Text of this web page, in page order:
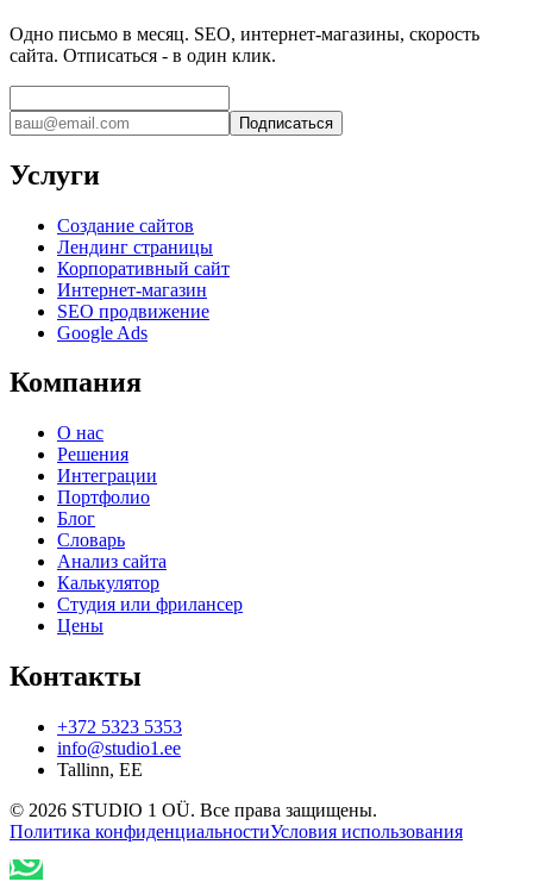
Одно письмо в месяц. SEO, интернет-магазины, скорость
сайта. Отписаться - в один клик.
Подписаться
Услуги
Создание сайтов
Лендинг страницы
Корпоративный сайт
Интернет-магазин
SEO продвижение
Google Ads
Компания
О нас
Решения
Интеграции
Портфолио
Блог
Словарь
Анализ сайта
Калькулятор
Студия или фрилансер
Цены
Контакты
+372 5323 5353
info@studio1.ee
Tallinn, EE
© 2026 STUDIO 1 OÜ. Все права защищены.
Политика конфиденциальностиУсловия использования